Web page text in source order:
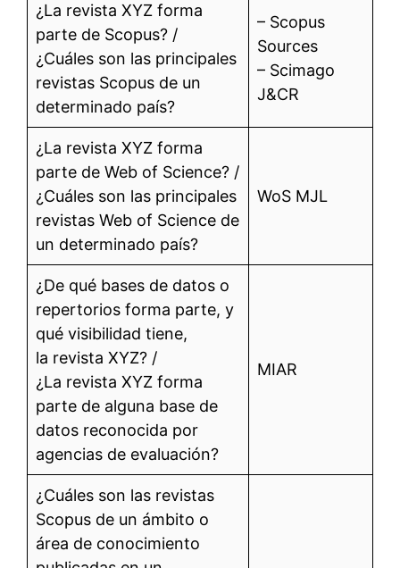
¿La revista XYZ forma
parte de Scopus? /
¿Cuáles son las principales
revistas Scopus de un
determinado país?
– Scopus
Sources
– Scimago
J&CR
¿La revista XYZ forma
parte de Web of Science? /
¿Cuáles son las principales
revistas Web of Science de
un determinado país?
WoS MJL
¿De qué bases de datos o
repertorios forma parte, y
qué visibilidad tiene,
la revista XYZ? /
¿La revista XYZ forma
parte de alguna base de
datos reconocida por
agencias de evaluación?
MIAR
¿Cuáles son las revistas
Scopus de un ámbito o
área de conocimiento